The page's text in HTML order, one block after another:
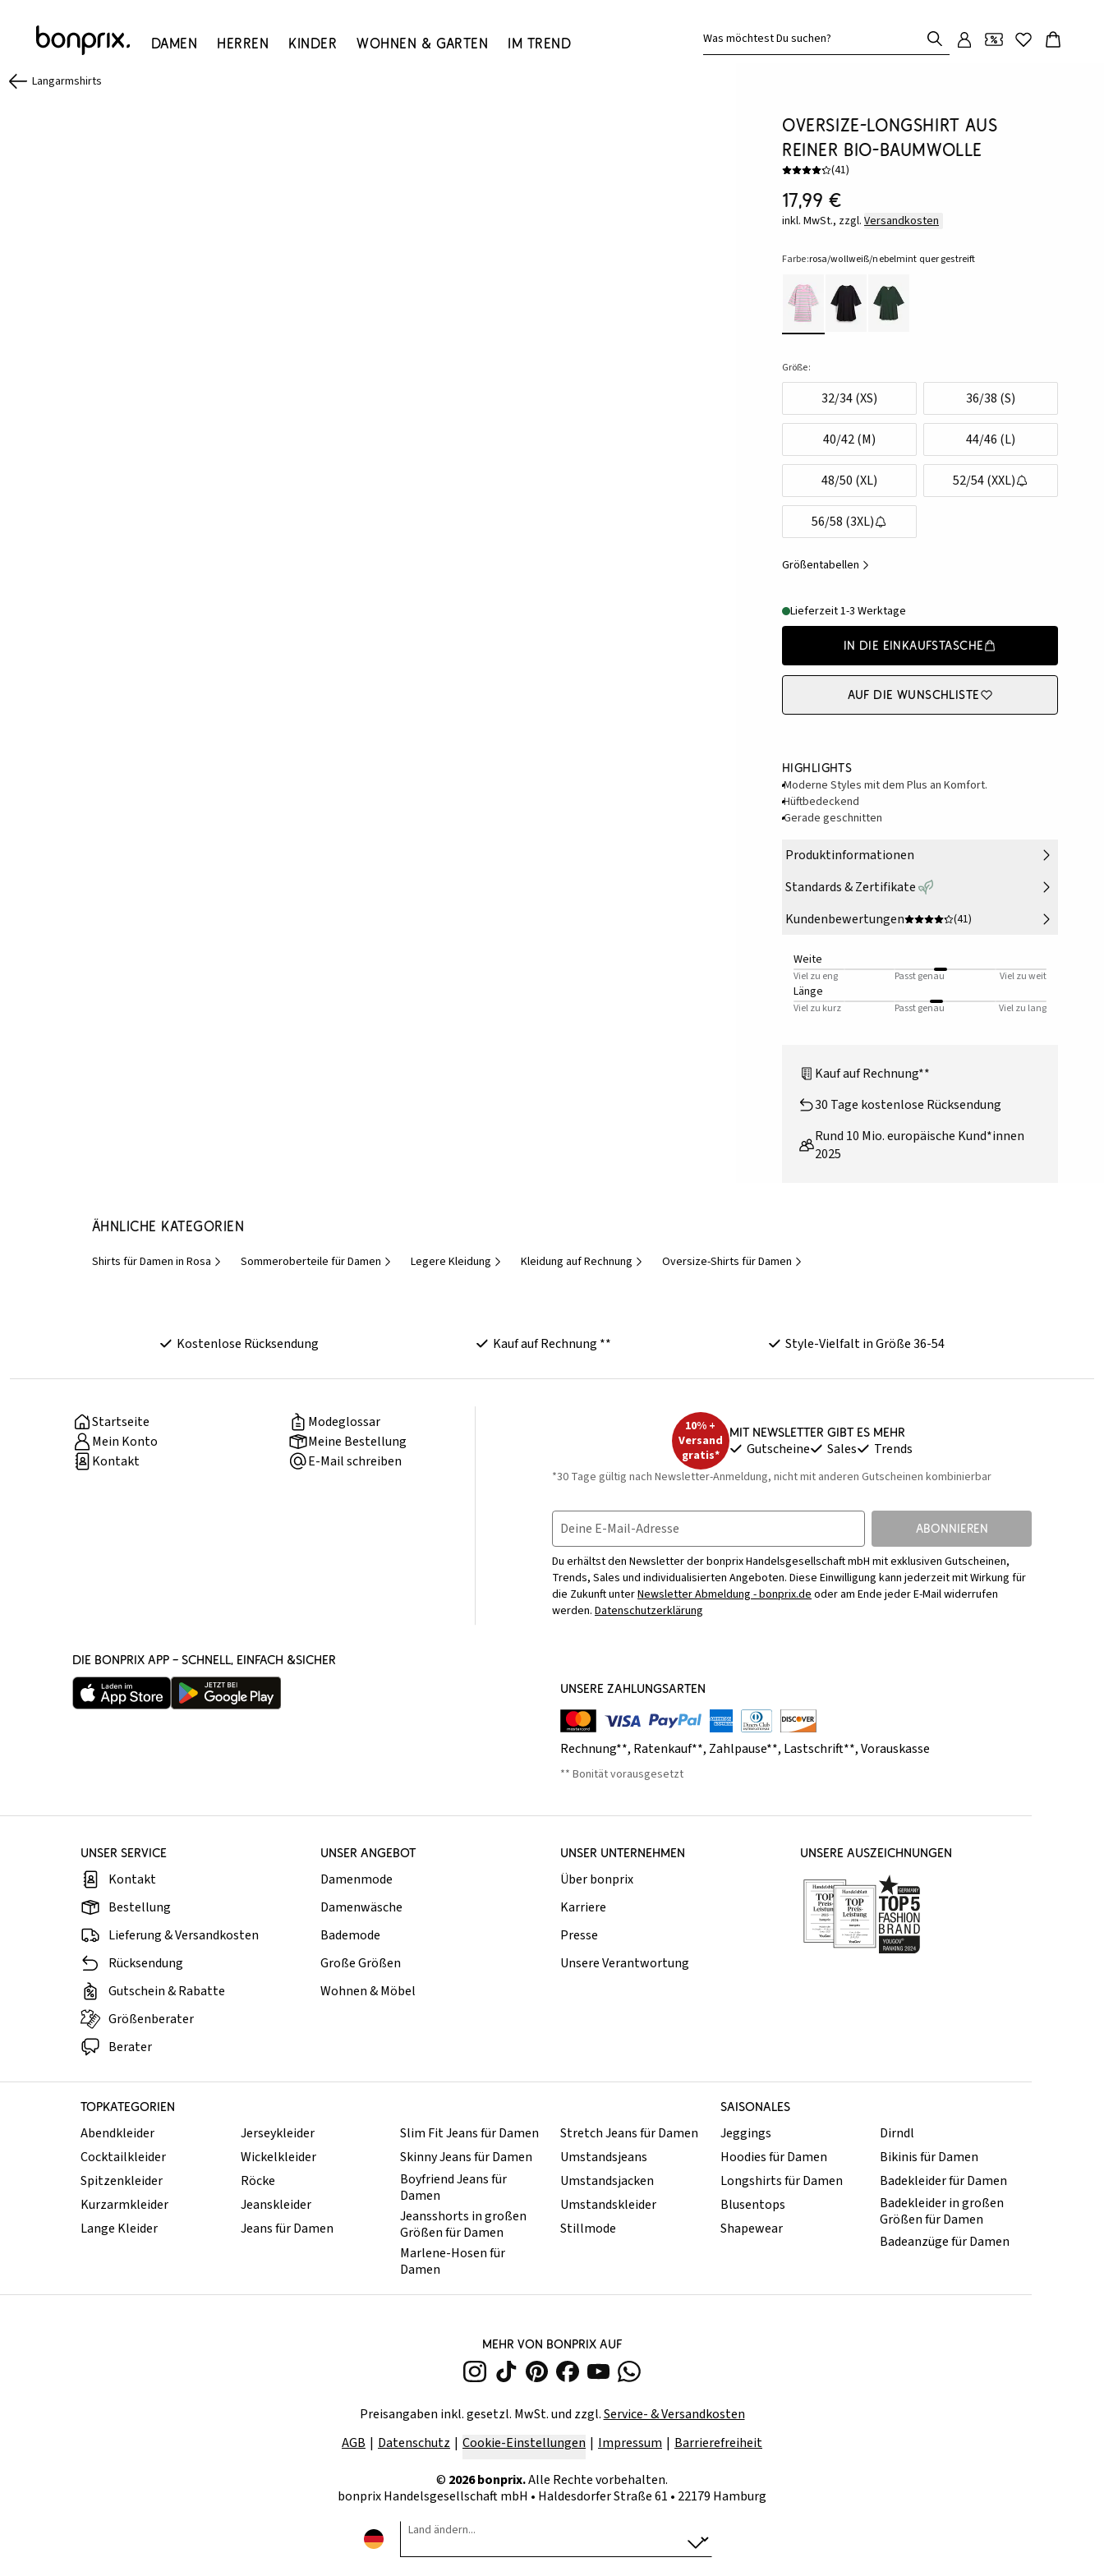
Damen Herren Kinder Wohnen & Garten Im Trend Was möchtest Du suchen?
Langarmshirts
Oversize-Longshirt aus
reiner Bio-Baumwolle
(41)
17,99 €
inkl. MwSt., zzgl. Versandkosten
Farbe:rosa/wollweiß/nebelmint quer gestreift
Größe:
32/34 (XS) 36/38 (S)
40/42 (M) 44/46 (L)
48/50 (XL) 52/54 (XXL)
56/58 (3XL)
Größentabellen
Lieferzeit 1-3 Werktage
In die Einkaufstasche
Auf die Wunschliste
Highlights
Moderne Styles mit dem Plus an Komfort.
Hüftbedeckend
Gerade geschnitten
Produktinformationen
Standards & Zertifikate
Kundenbewertungen
(41)
Weite
Viel zu eng Passt genau Viel zu weit
Länge
Viel zu kurz Passt genau Viel zu lang
Kauf auf Rechnung**
30 Tage kostenlose Rücksendung
Rund 10 Mio. europäische Kund*innen
2025
Ähnliche Kategorien
Shirts für Damen in Rosa Sommeroberteile für Damen Legere Kleidung Kleidung auf Rechnung Oversize-Shirts für Damen
Kostenlose Rücksendung Kauf auf Rechnung ** Style-Vielfalt in Größe 36-54
Startseite
Modeglossar
Mein Konto
Meine Bestellung
Kontakt
E-Mail schreiben
10% +
Versand
gratis*
Mit Newsletter gibt es mehr
Gutscheine Sales Trends
*30 Tage gültig nach Newsletter-Anmeldung, nicht mit anderen Gutscheinen kombinierbar
Deine E-Mail-Adresse ABONNIEREN
Du erhältst den Newsletter der bonprix Handelsgesellschaft mbH mit exklusiven Gutscheinen,
Trends, Sales und individualisierten Angeboten. Diese Einwilligung kann jederzeit mit Wirkung für
die Zukunft unterNewsletter Abmeldung - bonprix.deoder am Ende jeder E-Mail widerrufen
werden. Datenschutzerklärung
DIE BONPRIX APP – SCHNELL, EINFACH &SICHER
UNSERE ZAHLUNGSARTEN
Rechnung**, Ratenkauf**, Zahlpause**, Lastschrift**,Vorauskasse
** Bonität vorausgesetzt
UNSER SERVICE
Kontakt
Bestellung
Lieferung & Versandkosten
Rücksendung
Gutschein & Rabatte
Größenberater
Berater
UNSER ANGEBOT
Damenmode
Damenwäsche
Bademode
Große Größen
Wohnen & Möbel
UNSER UNTERNEHMEN
Über bonprix
Karriere
Presse
Unsere Verantwortung
UNSERE AUSZEICHNUNGEN
TOPKATEGORIEN SAISONALES
Abendkleider
Cocktailkleider
Spitzenkleider
Kurzarmkleider
Lange Kleider
Jerseykleider
Wickelkleider
Röcke
Jeanskleider
Jeans für Damen
Slim Fit Jeans für Damen
Skinny Jeans für Damen
Boyfriend Jeans für
Damen
Jeansshorts in großen
Größen für Damen
Marlene-Hosen für
Damen
Stretch Jeans für Damen
Umstandsjeans
Umstandsjacken
Umstandskleider
Stillmode
Jeggings
Hoodies für Damen
Longshirts für Damen
Blusentops
Shapewear
Dirndl
Bikinis für Damen
Badekleider für Damen
Badekleider in großen
Größen für Damen
Badeanzüge für Damen
MEHR VON BONPRIX AUF
Preisangaben inkl. gesetzl. MwSt. und zzgl.Service- & Versandkosten
AGB
Datenschutz Cookie-Einstellungen Impressum Barrierefreiheit
© 2026bonprix.Alle Rechte vorbehalten.
bonprix Handelsgesellschaft mbH • Haldesdorfer Straße 61 • 22179 Hamburg
Land ändern...